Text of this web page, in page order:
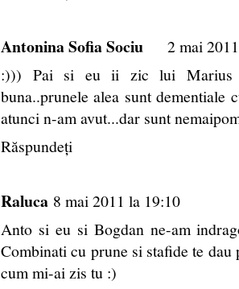
Antonina Sofia Sociu
2 mai
:))) Pai si eu ii zic lui Marius
buna..prunele alea sunt dementiale
atunci n-am avut...dar sunt
Răspundeți
Raluca 8 mai 2011 la 19:10
Anto si eu si Bogdan ne-am
Combinati cu prune si stafide te
cum mi-ai zis tu :)